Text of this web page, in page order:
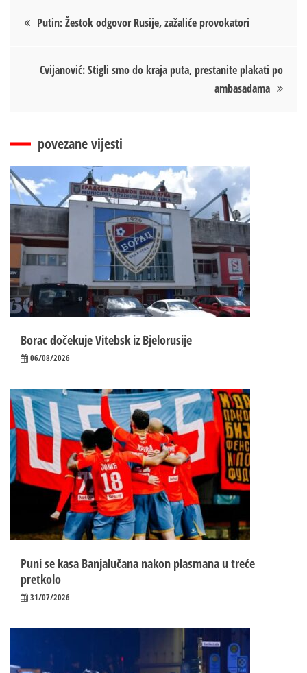
Кретање
Putin: Žestok odgovor Rusije, zažaliće provokatori
Cvijanović: Stigli smo do kraja puta, prestanite plakati po
ambasadama
povezane vijesti
Borac dočekuje Vitebsk iz Bjelorusije
06/08/2026
Puni se kasa Banjalučana nakon plasmana u treće
pretkolo
31/07/2026